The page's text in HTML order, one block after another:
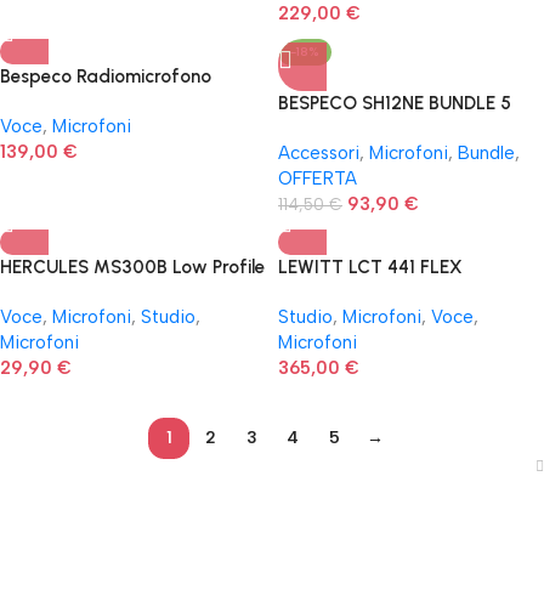
229,00 €
Bespeco Radiomicrofono
Voce, Microfoni
139,00 €
-18%
BESPECO SH12NE BUNDLE 5
Accessori, Microfoni, Bundle,
OFFERTA
114,50€ 93,90 €
HERCULES MS300B Low Profile
Voce, Microfoni, Studio,
Microfoni
29,90 €
LEWITT LCT 441 FLEX
Studio, Microfoni, Voce,
Microfoni
365,00 €
1 2 3 4 5 →